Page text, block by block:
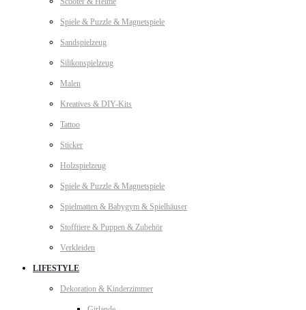
Spiele & Puzzle & Magnetspiele
Sandspielzeug
Silikonspielzeug
Malen
Kreatives & DIY-Kits
Tattoo
Sticker
Holzspielzeug
Spiele & Puzzle & Magnetspiele
Spielmatten & Babygym & Spielhäuser
Stofftiere & Puppen & Zubehör
Verkleiden
LIFESTYLE
Dekoration & Kinderzimmer